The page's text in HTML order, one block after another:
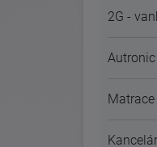
2G -
Autronic